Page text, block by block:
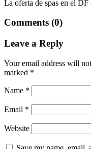
La oferta de spas en el
Comments (0)
Leave a Reply
Your email address will
marked *
Name *
Email *
Website